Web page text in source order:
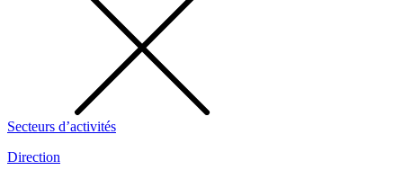
Secteurs d’activités
Direction